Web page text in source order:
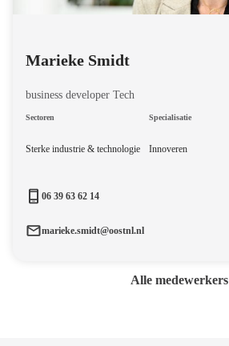
Marieke Smidt
business developer Tech
Sectoren
Sterke industrie & technologie
Specialisatie
Innoveren
06 39 63 62 14
marieke.smidt@oostnl.nl
Alle medewerkers